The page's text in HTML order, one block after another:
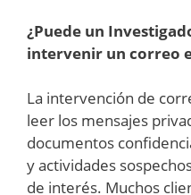
¿Puede un
intervenir un correo
La intervención de
leer los mensajes
documentos
y actividades
de interés. Muchos